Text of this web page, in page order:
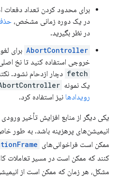
برای محدود کردن تعداد دفعات
در یک دوره زمانی مشخص،
در نظر بگیرید.
AbortController برای
خروجی استفاده کنید تا نخ
fetch دچار ازدحام نشود.
یک نمونه
رویدادها نیز استفاده کرد.
یکی دیگر از منابع افزایش تأخیر
انیمیشن‌های پرهزینه باشد. به طور
ممکن است فراخوانی‌های
کنند که ممکن است در مسیر تعاملات